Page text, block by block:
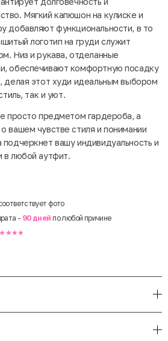
Мягкий капюшон на кулиске и
добавляют функциональности, в то
логотип на груди служит
Низ и рукава, отделанные
обеспечивают комфортную посадку
делая этот худи идеальным выбором
так и уют.
просто предметом гардероба, а
вашем чувстве стиля и понимании
вашу индивидуальность и
в любой аутфит.
фото
- 90 дней по любой причине